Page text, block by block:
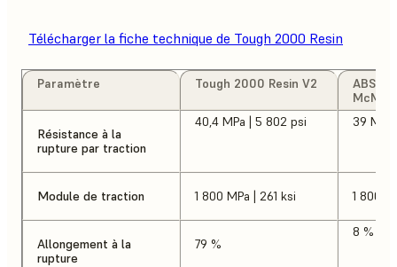
Télécharger la fiche technique de Tough 2000 Resin
Paramètre Tough 2000 Resin V2
ABS,
Résistance à la
rupture par traction
40,4 MPa | 5 802 psi 39
Module de traction 1 800 MPa | 261 ksi 1 800
Allongement à la
rupture
79 %
8 %